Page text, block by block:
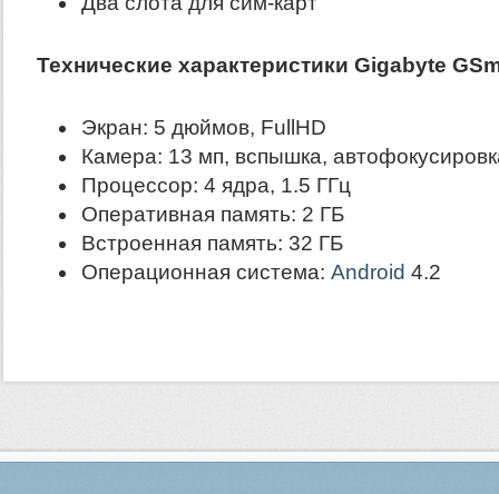
Технические характеристики Gigabyte
Экран: 5 дюймов, FullHD
Камера: 13 мп, вспышка,
Процессор: 4 ядра, 1.5 ГГц
Оперативная память: 2 ГБ
Встроенная память: 32 ГБ
Операционная система: Android 4.2